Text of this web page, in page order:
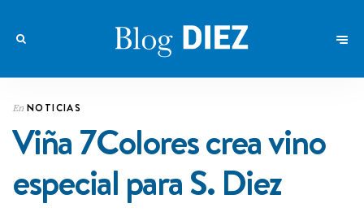
En NOTICIAS
Viña 7Colores crea vino
especial para S. Diez